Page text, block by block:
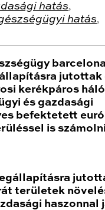
hatás,
hatás,
jutottak
kerékpáros
és gazdasági
befektetett
is
területek
haszonnal